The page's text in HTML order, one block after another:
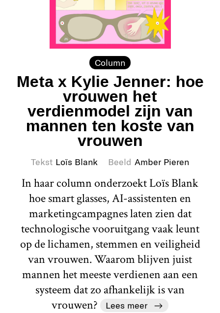
Column
Meta x Kylie Jenner: hoe
vrouwen het
verdienmodel zijn van
mannen ten koste van
vrouwen
Tekst Loïs Blank Beeld Amber Pieren
In haar column onderzoekt Loïs Blank
hoe smart glasses, AI-assistenten en
marketingcampagnes laten zien dat
technologische vooruitgang vaak leunt
op de lichamen, stemmen en veiligheid
van vrouwen. Waarom blijven juist
mannen het meeste verdienen aan een
systeem dat zo afhankelijk is van
vrouwen?
Lees meer